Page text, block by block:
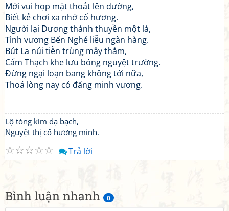
Bình luận nhanh 0
Mới vui họp mặt thoắt lên đường,
Biết kẻ chơi xa nhớ cố hương.
Người lại Dương thành thuyền một lá,
Tình vương Bến Nghé liễu ngàn hàng.
Bút La núi tiễn trùng mây thẳm,
Cẩm Thạch khe lưu bóng nguyệt trường.
Đừng ngại loạn bang không tới nữa,
Thoả lòng nay có đấng minh vương.
Lộ tòng kim dạ bạch,
Nguyệt thị cố hương minh.
☆
☆
☆
☆
☆ Trả lời